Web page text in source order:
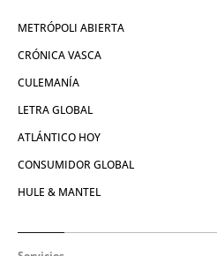
METRÓPOLI ABIERTA
CRÓNICA VASCA
CULEMANÍA
LETRA GLOBAL
ATLÁNTICO HOY
CONSUMIDOR GLOBAL
HULE & MANTEL